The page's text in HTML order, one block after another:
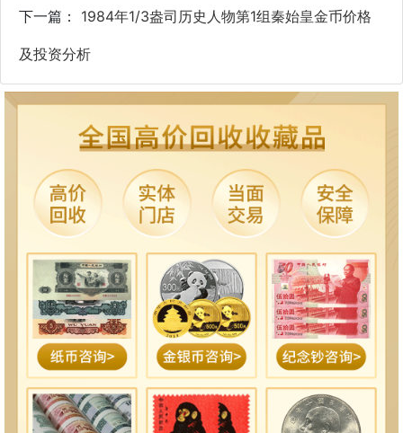
下一篇： 1984年1/3盎司历史人物第1组秦始皇金币价格
及投资分析